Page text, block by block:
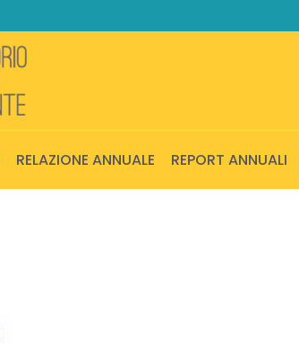
RELAZIONE ANNUALE REPORT ANNUALI